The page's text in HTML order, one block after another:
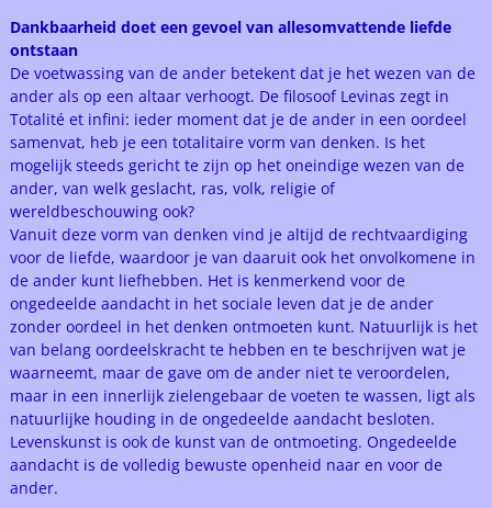
Dankbaarheid doet een gevoel van allesomvattende liefde
ontstaan
De voetwassing van de ander betekent dat je het wezen van de
ander als op een altaar verhoogt. De filosoof Levinas zegt in
Totalité et infini: ieder moment dat je de ander in een oordeel
samenvat, heb je een totalitaire vorm van denken. Is het
mogelijk steeds gericht te zijn op het oneindige wezen van de
ander, van welk geslacht, ras, volk, religie of
wereldbeschouwing ook?
Vanuit deze vorm van denken vind je altijd de rechtvaardiging
voor de liefde, waardoor je van daaruit ook het onvolkomene in
de ander kunt liefhebben. Het is kenmerkend voor de
ongedeelde aandacht in het sociale leven dat je de ander
zonder oordeel in het denken ontmoeten kunt. Natuurlijk is het
van belang oordeelskracht te hebben en te beschrijven wat je
waarneemt, maar de gave om de ander niet te veroordelen,
maar in een innerlijk zielengebaar de voeten te wassen, ligt als
natuurlijke houding in de ongedeelde aandacht besloten.
Levenskunst is ook de kunst van de ontmoeting. Ongedeelde
aandacht is de volledig bewuste openheid naar en voor de
ander.